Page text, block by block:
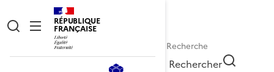
RÉPUBLIQUE
FRANÇAISE
Rechercher